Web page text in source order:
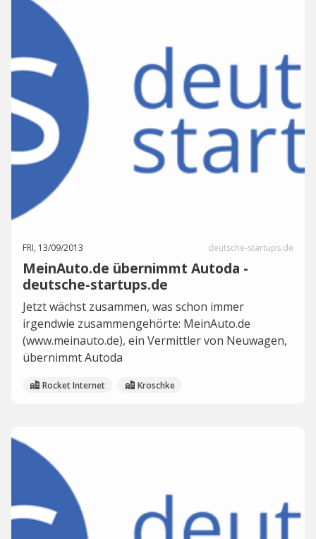
FRI, 13/09/2013 deutsche-startups.de
MeinAuto.de übernimmt Autoda -
deutsche-startups.de
Jetzt wächst zusammen, was schon immer
irgendwie zusammengehörte: MeinAuto.de
(www.meinauto.de), ein Vermittler von Neuwagen,
übernimmt Autoda
Rocket Internet Kroschke